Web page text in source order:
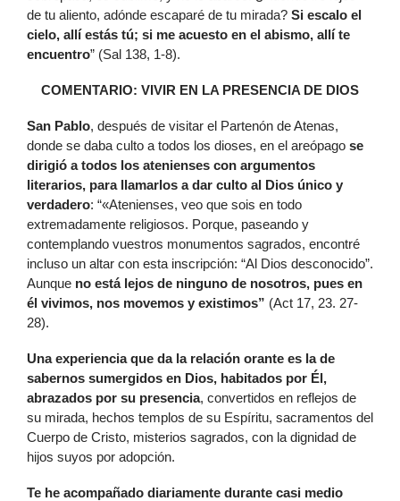
de tu aliento, adónde escaparé de tu mirada? Si escalo el
cielo, allí estás tú; si me acuesto en el abismo, allí te
encuentro” (Sal 138, 1-8).
COMENTARIO: VIVIR EN LA PRESENCIA DE DIOS
San Pablo, después de visitar el Partenón de Atenas,
donde se daba culto a todos los dioses, en el areópago se
dirigió a todos los atenienses con argumentos
literarios, para llamarlos a dar culto al Dios único y
verdadero: “«Atenienses, veo que sois en todo
extremadamente religiosos. Porque, paseando y
contemplando vuestros monumentos sagrados, encontré
incluso un altar con esta inscripción: “Al Dios desconocido”.
Aunque no está lejos de ninguno de nosotros, pues en
él vivimos, nos movemos y existimos” (Act 17, 23. 27-
28).
Una experiencia que da la relación orante es la de
sabernos sumergidos en Dios, habitados por Él,
abrazados por su presencia, convertidos en reflejos de
su mirada, hechos templos de su Espíritu, sacramentos del
Cuerpo de Cristo, misterios sagrados, con la dignidad de
hijos suyos por adopción.
Te he acompañado diariamente durante casi medio